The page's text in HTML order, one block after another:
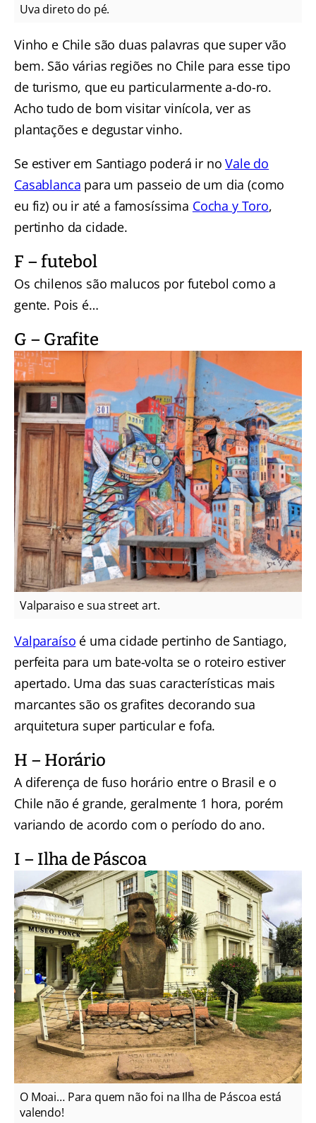
Uva direto do pé.
Vinho e Chile são duas palavras que super vão
bem. São várias regiões no Chile para esse tipo
de turismo, que eu particularmente a-do-ro.
Acho tudo de bom visitar vinícola, ver as
plantações e degustar vinho.
Se estiver em Santiago poderá ir noVale do
Casablanca para um passeio de um dia (como
eu fiz) ou ir até a famosíssima Cocha y Toro,
pertinho da cidade.
F – futebol
Os chilenos são malucos por futebol como a
gente. Pois é…
G – Grafite
Valparaiso e sua street art.
Valparaíso é uma cidade pertinho de Santiago,
perfeita para um bate-volta se o roteiro estiver
apertado. Uma das suas características mais
marcantes são os grafites decorando sua
arquitetura super particular e fofa.
H – Horário
A diferença de fuso horário entre o Brasil e o
Chile não é grande, geralmente 1 hora, porém
variando de acordo com o período do ano.
I – Ilha de Páscoa
O Moai… Para quem não foi na Ilha de Páscoa está
valendo!